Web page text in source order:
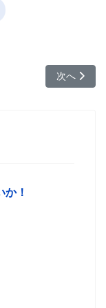
楽しむのか？死ぬ前
次の記事
次へ
！